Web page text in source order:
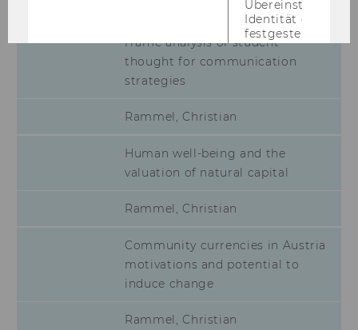
institutional changes to dining
areas sequential mixed-methods
frame analysis of student
thought for communication
strategies
Rammel, Christian
Human well-being and the
valuation of natural capital
Rammel, Christian
Community currencies in Austria
motivations and potential to
induce change
Rammel, Christian
Identität eines
festgestellt.
Bei diesem
über Google Ads
BizographicsOptOut
Mit diesem
Dieses Cookie
Auswahl des
von LinkedIn.